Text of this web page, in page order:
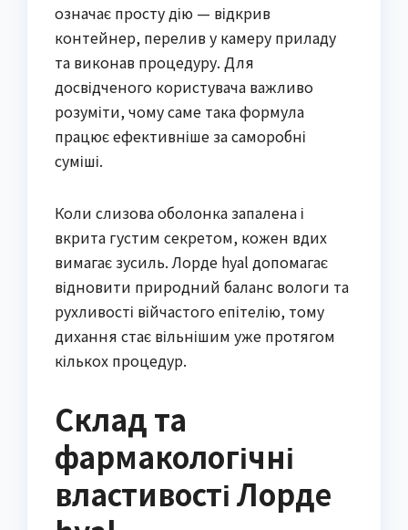
означає просту дію — відкрив
контейнер, перелив у камеру приладу
та виконав процедуру. Для
досвідченого користувача важливо
розуміти, чому саме така формула
працює ефективніше за саморобні
суміші.
Коли слизова оболонка запалена і
вкрита густим секретом, кожен вдих
вимагає зусиль. Лорде hyal допомагає
відновити природний баланс вологи та
рухливості війчастого епітелію, тому
дихання стає вільнішим уже протягом
кількох процедур.
Склад та
фармакологічні
властивості Лорде